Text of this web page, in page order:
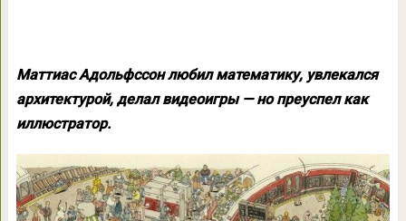
Маттиас Адольфссон любил математику, увлекался
архитектурой, делал видеоигры — но преуспел как
иллюстратор.